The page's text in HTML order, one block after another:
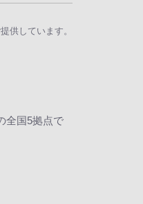
供しています。
全国5拠点で